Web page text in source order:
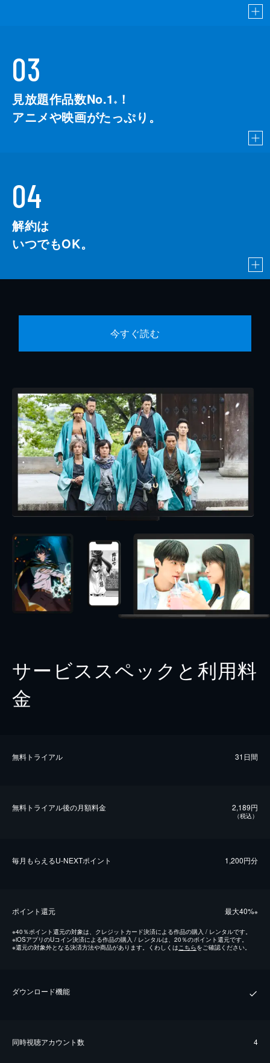
03
見放題作品数No.1 ※
！
アニメや映画がたっぷり。
04
解約は
いつでもOK。
今すぐ読む
サービススペックと利用料
金
無料トライアル 31日間
無料トライアル後の⽉額料金 2,189円
（税込）
毎⽉もらえるU-NEXTポイント 1,200円分
ポイント還元 最⼤40%※
※40％ポイント還元の対象は、クレジットカード決済による作品の購入 / レンタルです。
※iOSアプリのUコイン決済による作品の購入 / レンタルは、20％のポイント還元です。
※還元の対象外となる決済方法や商品があります。くわしくはこちらをご確認ください。
ダウンロード機能
同時視聴アカウント数 4